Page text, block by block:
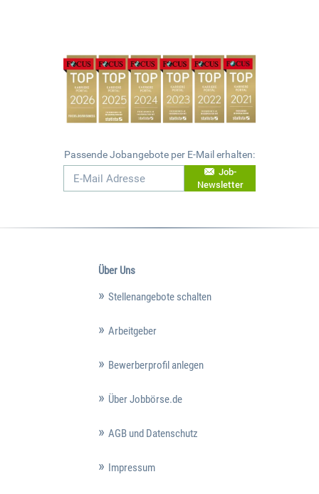
Passende Jobangebote per E-Mail erhalten:
Job-
Newsletter
Über Uns
Stellenangebote schalten
Arbeitgeber
Bewerberprofil anlegen
Über Jobbörse.de
AGB und Datenschutz
Impressum